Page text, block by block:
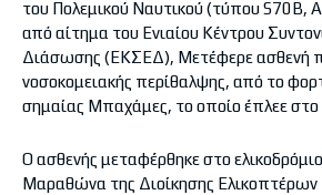
του Πολεμικού Ναυτικού (τύπου S70B,
από αίτημα του Ενιαίου Κέντρου
Διάσωσης (ΕΚΣΕΔ), Μετέφερε ασθενή
νοσοκομειακής περίθαλψης, από το
σημαίας Μπαχάμες, το οποίο έπλεε
Ο ασθενής μεταφέρθηκε στο
Μαραθώνα της Διοίκησης Ελικοπτέρων